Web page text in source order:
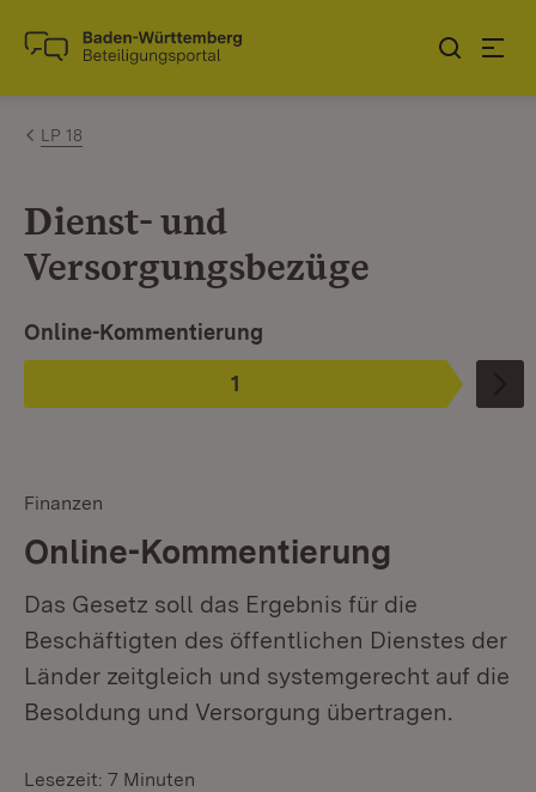
Zum Inhalt springen
Link zur Startseite
LP 18
Dienst- und
Versorgungsbezüge
Phase
1
:
Ist ausgewählt. Ist die aktuelle Phase.
Online-Kommentierung
Finanzen
Online-Kommentierung
Das Gesetz soll das Ergebnis für die
Beschäftigten des öffentlichen Dienstes der
Länder zeitgleich und systemgerecht auf die
Besoldung und Versorgung übertragen.
Lesezeit: 7 Minuten